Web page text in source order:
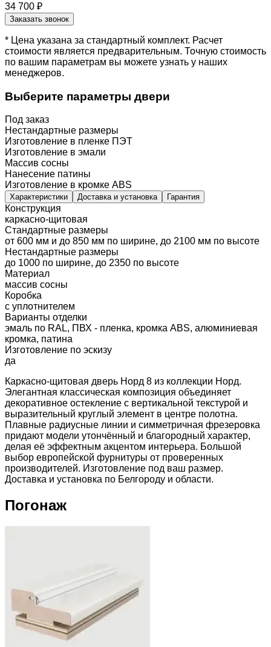
34 700 ₽
Заказать звонок
* Цена указана за стандартный комплект. Расчет
стоимости является предварительным. Точную стоимость
по вашим параметрам вы можете узнать у наших
менеджеров.
Выберите параметры двери
Под заказ
Нестандартные размеры
Изготовление в пленке ПЭТ
Изготовление в эмали
Массив сосны
Нанесение патины
Изготовление в кромке ABS
Характеристики Доставка и установка Гарантия
Конструкция
каркасно-щитовая
Стандартные размеры
от 600 мм и до 850 мм по ширине, до 2100 мм по высоте
Нестандартные размеры
до 1000 по ширине, до 2350 по высоте
Материал
массив сосны
Коробка
с уплотнителем
Варианты отделки
эмаль по RAL, ПВХ - пленка, кромка ABS, алюминиевая
кромка, патина
Изготовление по эскизу
да
Каркасно-щитовая дверь Норд 8 из коллекции Норд.
Элегантная классическая композиция объединяет
декоративное остекление с вертикальной текстурой и
выразительный круглый элемент в центре полотна.
Плавные радиусные линии и симметричная фрезеровка
придают модели утончённый и благородный характер,
делая её эффектным акцентом интерьера. Большой
выбор европейской фурнитуры от проверенных
производителей. Изготовление под ваш размер.
Доставка и установка по Белгороду и области.
Погонаж